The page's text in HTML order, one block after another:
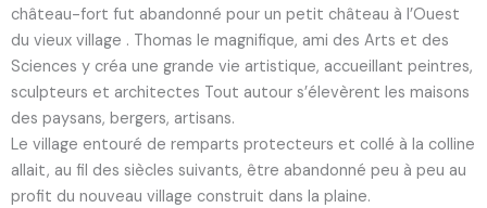
château-fort fut abandonné pour un petit château à l’Ouest
du vieux village . Thomas le magnifique, ami des Arts et des
Sciences y créa une grande vie artistique, accueillant peintres,
sculpteurs et architectes Tout autour s’élevèrent les maisons
des paysans, bergers, artisans.
Le village entouré de remparts protecteurs et collé à la colline
allait, au fil des siècles suivants, être abandonné peu à peu au
profit du nouveau village construit dans la plaine.